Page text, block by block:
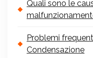
Quali sono le
Problemi
Condensazione